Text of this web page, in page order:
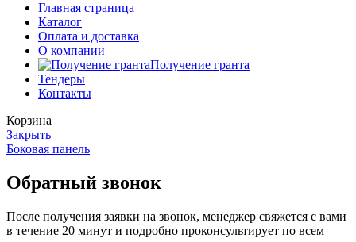
Главная страница
Каталог
Оплата и доставка
О компании
Получение гранта
Тендеры
Контакты
Корзина
Закрыть
Боковая панель
Обратный звонок
После получения заявки на звонок, менеджер свяжется с вами
в течение 20 минут и подробно проконсультирует по всем